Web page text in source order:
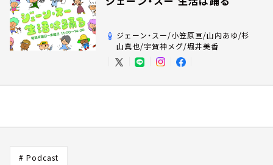
ジェーン・スー/小笠原亘/山内あゆ/杉
山真也/宇賀神メグ/堀井美香
# Podcast